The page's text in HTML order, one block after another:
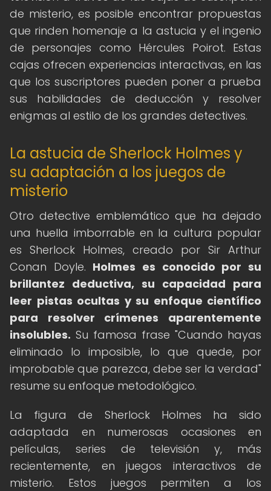
de misterio, es posible encontrar propuestas
que rinden homenaje a la astucia y el ingenio
de personajes como Hércules Poirot. Estas
cajas ofrecen experiencias interactivas, en las
que los suscriptores pueden poner a prueba
sus habilidades de deducción y resolver
enigmas al estilo de los grandes detectives.
La astucia de Sherlock Holmes y
su adaptación a los juegos de
misterio
Otro detective emblemático que ha dejado
una huella imborrable en la cultura popular
es Sherlock Holmes, creado por Sir Arthur
Conan Doyle. Holmes es conocido por su
brillantez deductiva, su capacidad para
leer pistas ocultas y su enfoque científico
para resolver crímenes aparentemente
insolubles. Su famosa frase "Cuando hayas
eliminado lo imposible, lo que quede, por
improbable que parezca, debe ser la verdad"
resume su enfoque metodológico.
La figura de Sherlock Holmes ha sido
adaptada en numerosas ocasiones en
películas, series de televisión y, más
recientemente, en juegos interactivos de
misterio. Estos juegos permiten a los